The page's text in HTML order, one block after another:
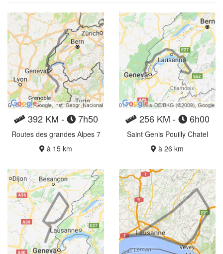
392 KM - 7h50
Routes des grandes Alpes 7
à 15 km
256 KM - 6h00
Saint Genis Pouilly Chatel
à 26 km